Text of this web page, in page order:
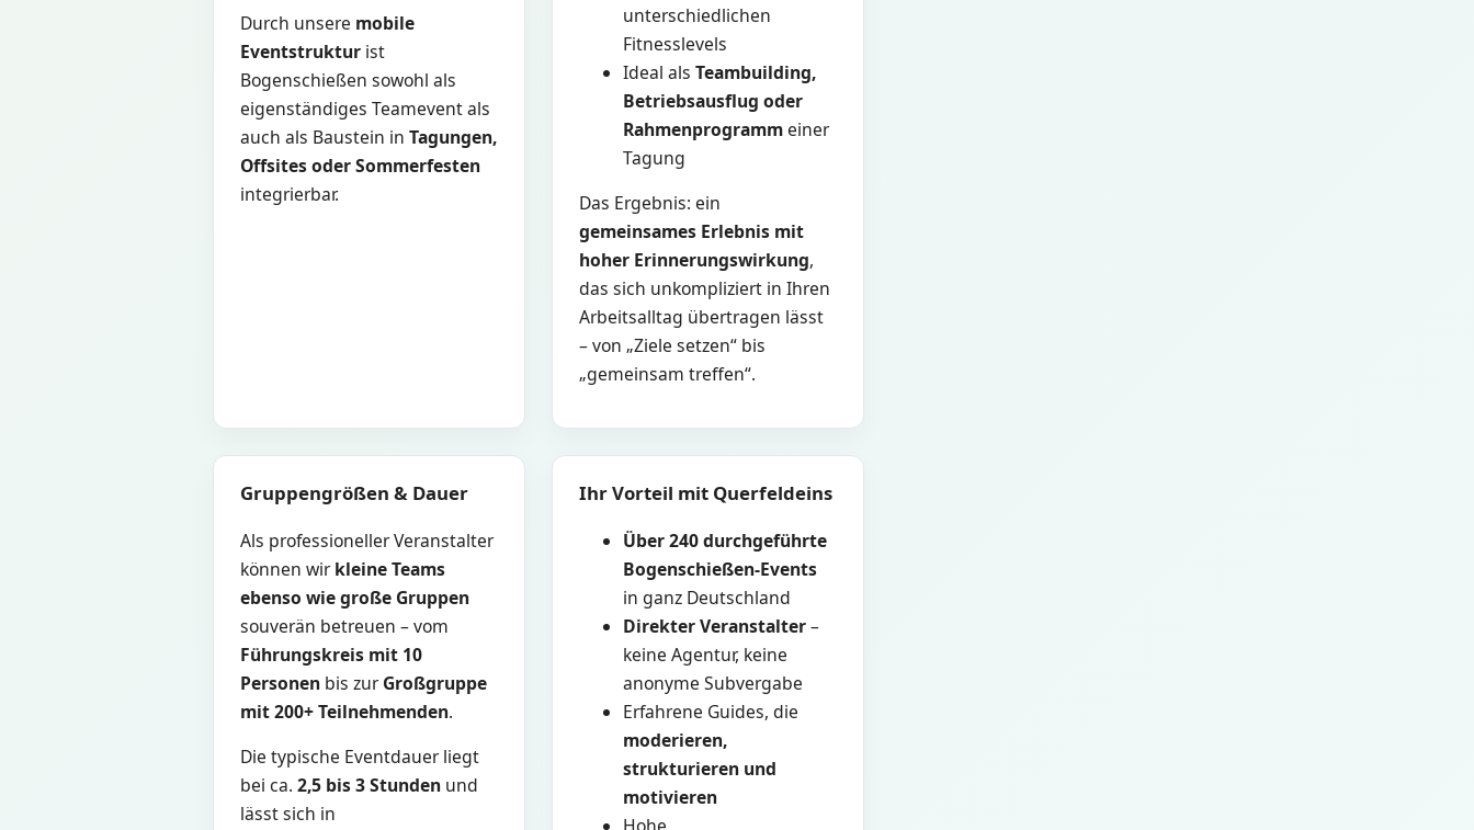
Durch unsere mobile
Eventstruktur ist
Bogenschießen sowohl als
eigenständiges Teamevent als
auch als Baustein in Tagungen,
Offsites oder Sommerfesten
integrierbar.
unterschiedlichen
Fitnesslevels
Ideal als Teambuilding,
Betriebsausflug oder
Rahmenprogrammeiner
Tagung
Das Ergebnis: ein
gemeinsames Erlebnis mit
hoher Erinnerungswirkung,
das sich unkompliziert in Ihren
Arbeitsalltag übertragen lässt
– von „Ziele setzen“ bis
„gemeinsam treffen“.
Gruppengrößen & Dauer
Als professioneller Veranstalter
können wirkleine Teams
ebenso wie große Gruppen
souverän betreuen – vom
Führungskreis mit 10
Personen bis zurGroßgruppe
mit 200+ Teilnehmenden.
Die typische Eventdauer liegt
bei ca. 2,5 bis 3 Stunden und
lässt sich in
Ihr Vorteil mit Querfeldeins
Über 240 durchgeführte
Bogenschießen-Events
in ganz Deutschland
Direkter Veranstalter–
keine Agentur, keine
anonyme Subvergabe
Erfahrene Guides, die
moderieren,
strukturieren und
motivieren